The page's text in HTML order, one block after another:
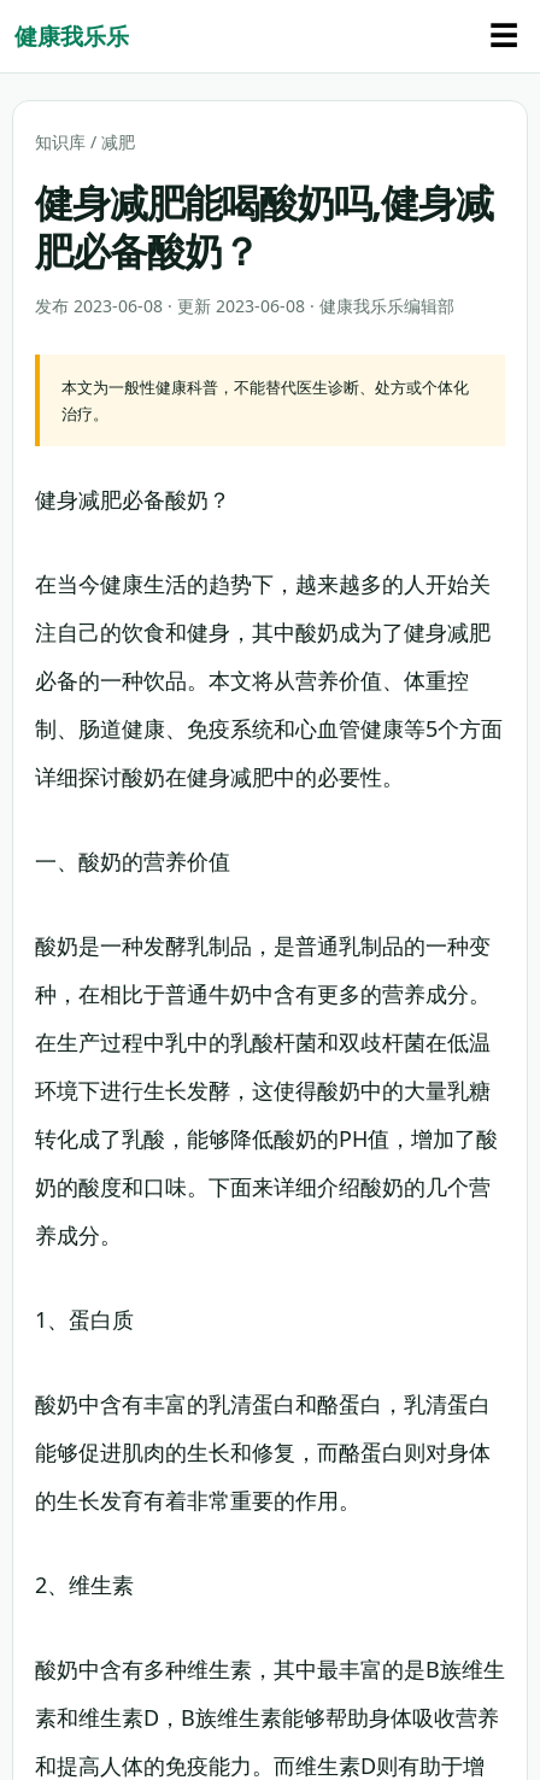
健康我乐乐 ☰
知识库 / 减肥
健身减肥能喝酸奶吗,健身减
肥必备酸奶？
发布 2023-06-08 · 更新 2023-06-08 · 健康我乐乐编辑部
本文为一般性健康科普，不能替代医生诊断、处方或个体化
治疗。
健身减肥必备酸奶？
在当今健康生活的趋势下，越来越多的人开始关
注自己的饮食和健身，其中酸奶成为了健身减肥
必备的一种饮品。本文将从营养价值、体重控
制、肠道健康、免疫系统和心血管健康等5个方面
详细探讨酸奶在健身减肥中的必要性。
一、酸奶的营养价值
酸奶是一种发酵乳制品，是普通乳制品的一种变
种，在相比于普通牛奶中含有更多的营养成分。
在生产过程中乳中的乳酸杆菌和双歧杆菌在低温
环境下进行生长发酵，这使得酸奶中的大量乳糖
转化成了乳酸，能够降低酸奶的PH值，增加了酸
奶的酸度和口味。下面来详细介绍酸奶的几个营
养成分。
1、蛋白质
酸奶中含有丰富的乳清蛋白和酪蛋白，乳清蛋白
能够促进肌肉的生长和修复，而酪蛋白则对身体
的生长发育有着非常重要的作用。
2、维生素
酸奶中含有多种维生素，其中最丰富的是B族维生
素和维生素D，B族维生素能够帮助身体吸收营养
和提高人体的免疫能力。而维生素D则有助于增